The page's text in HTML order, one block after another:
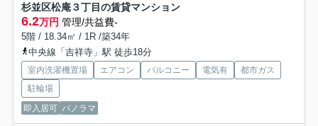
杉並区松庵３丁目の賃貸マンション
6.2万円 管理/共益費-
5階 / 18.34㎡ / 1R /築34年
中央線「吉祥寺」駅 徒歩18分
室内洗濯機置場 エアコン バルコニー 電気有
都市ガス
駐輪場
即入居可 パノラマ